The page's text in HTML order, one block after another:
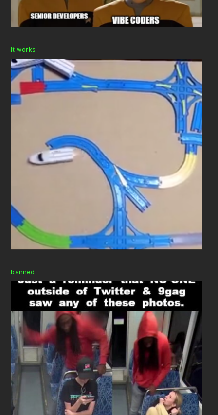
It works
banned